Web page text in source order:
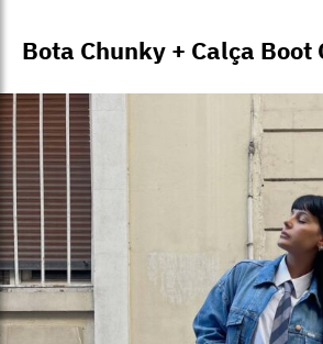
Bota Chunky + Calça Boot